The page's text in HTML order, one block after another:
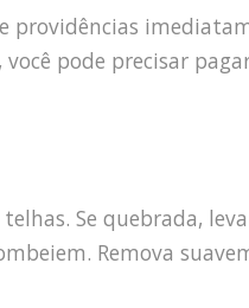
providências
você pode precisar
Se quebrada,
Remova